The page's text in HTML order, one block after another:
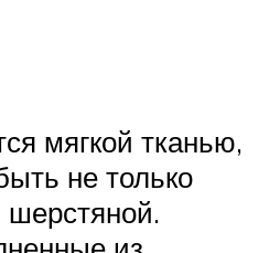
мягкой тканью,
не только
шерстяной.